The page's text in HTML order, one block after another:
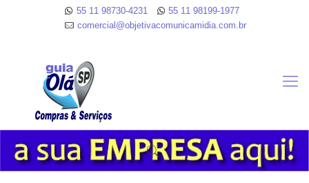
55 11 98730-4231
55 11 98199-1977
comercial@objetivacomunicamidia.com.br